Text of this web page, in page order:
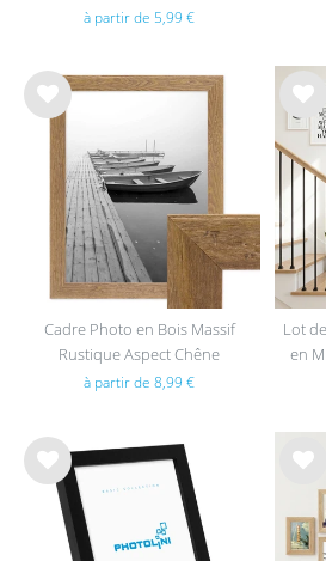
à partir de 5,99 €
List
e de
sou
Cadre Photo en Bois Massif
Rustique Aspect Chêne
à partir de 8,99 €
List
e de
sou
hait
Lot
en
List
e de
sou
hait